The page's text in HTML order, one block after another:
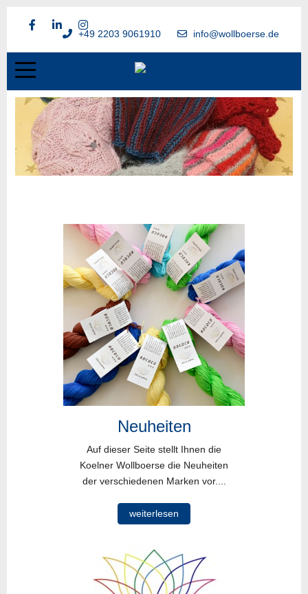
+49 2203 9061910 info@wollboerse.de
Neuheiten
Auf dieser Seite stellt Ihnen die
Koelner Wollboerse die Neuheiten
der verschiedenen Marken vor....
weiterlesen